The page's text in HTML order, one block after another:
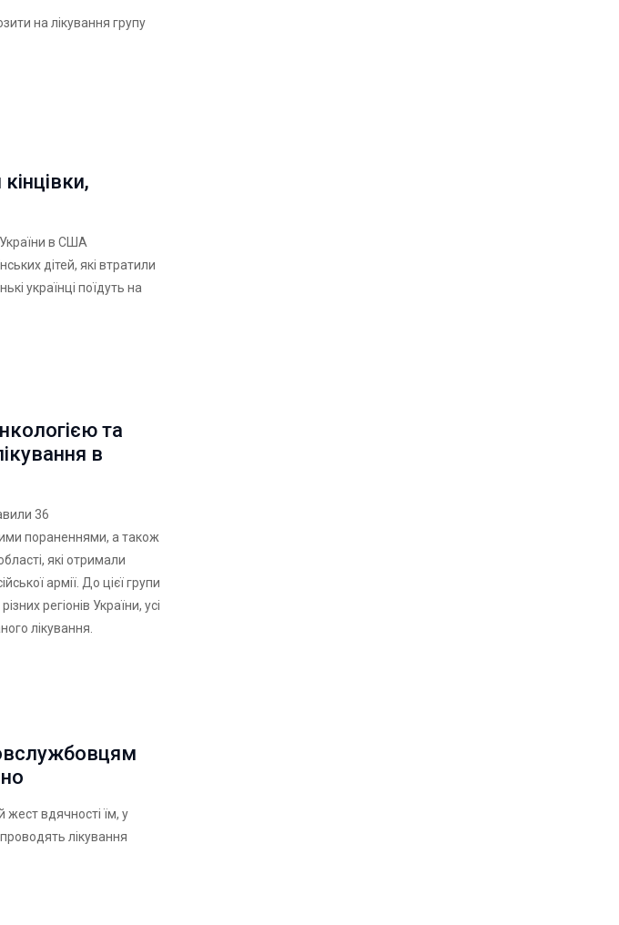
на лікування групу
України в США
дітей, які втратили
українці поїдуть на
та
в
36
пораненнями, а також
які отримали
армії. До цієї групи
регіонів України, усі
лікування.
жест вдячності їм, у
лікування